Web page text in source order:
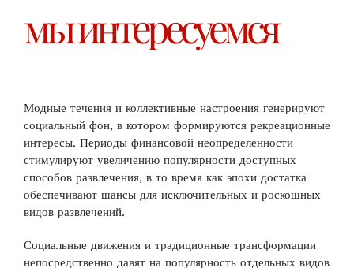
мы интересуемся
Модные течения и коллективные настроения генерируют
социальный фон, в котором формируются рекреационные
интересы. Периоды финансовой неопределенности
стимулируют увеличению популярности доступных
способов развлечения, в то время как эпохи достатка
обеспечивают шансы для исключительных и роскошных
видов развлечений.
Социальные движения и традиционные трансформации
непосредственно давят на популярность отдельных видов